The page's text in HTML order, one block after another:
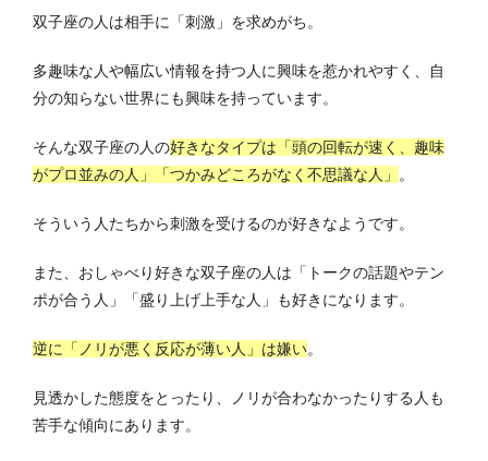
双子座の人は相手に「刺激」を求めがち。
多趣味な人や幅広い情報を持つ人に興味を惹かれやすく、自
分の知らない世界にも興味を持っています。
そんな双子座の人の好きなタイプは「頭の回転が速く、趣味
がプロ並みの人」「つかみどころがなく不思議な人」 。
そういう人たちから刺激を受けるのが好きなようです。
また、おしゃべり好きな双子座の人は「トークの話題やテン
ポが合う人」「盛り上げ上手な人」も好きになります。
逆に「ノリが悪く反応が薄い人」は嫌い。
見透かした態度をとったり、ノリが合わなかったりする人も
苦手な傾向にあります。